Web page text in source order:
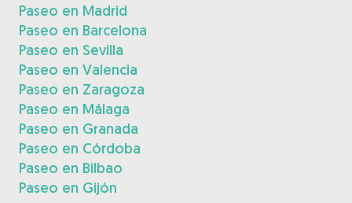
Paseo en Madrid
Paseo en Barcelona
Paseo en Sevilla
Paseo en Valencia
Paseo en Zaragoza
Paseo en Málaga
Paseo en Granada
Paseo en Córdoba
Paseo en Bilbao
Paseo en Gijón